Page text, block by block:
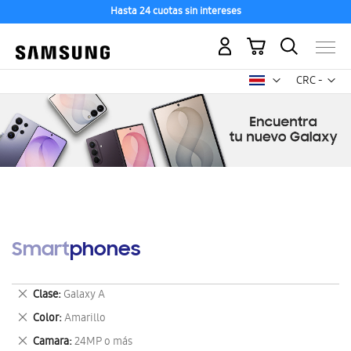
Hasta 24 cuotas sin intereses
CRC -
colón
Mi carrito
Smartphones
Clase Galaxy A
Eliminar
este
artículo
Color Amarillo
Eliminar
este
Camara 24MP o más
Eliminar